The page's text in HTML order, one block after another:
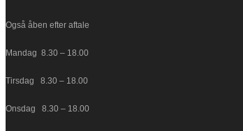
Også åben efter aftale
Mandag 8.30 – 18.00
Tirsdag 8.30 – 18.00
Onsdag 8.30 – 18.00